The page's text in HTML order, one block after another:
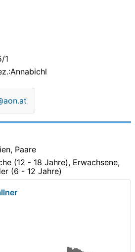
1
Paare
(12 - 18 Jahre), Erwachsene,
(6 - 12 Jahre)